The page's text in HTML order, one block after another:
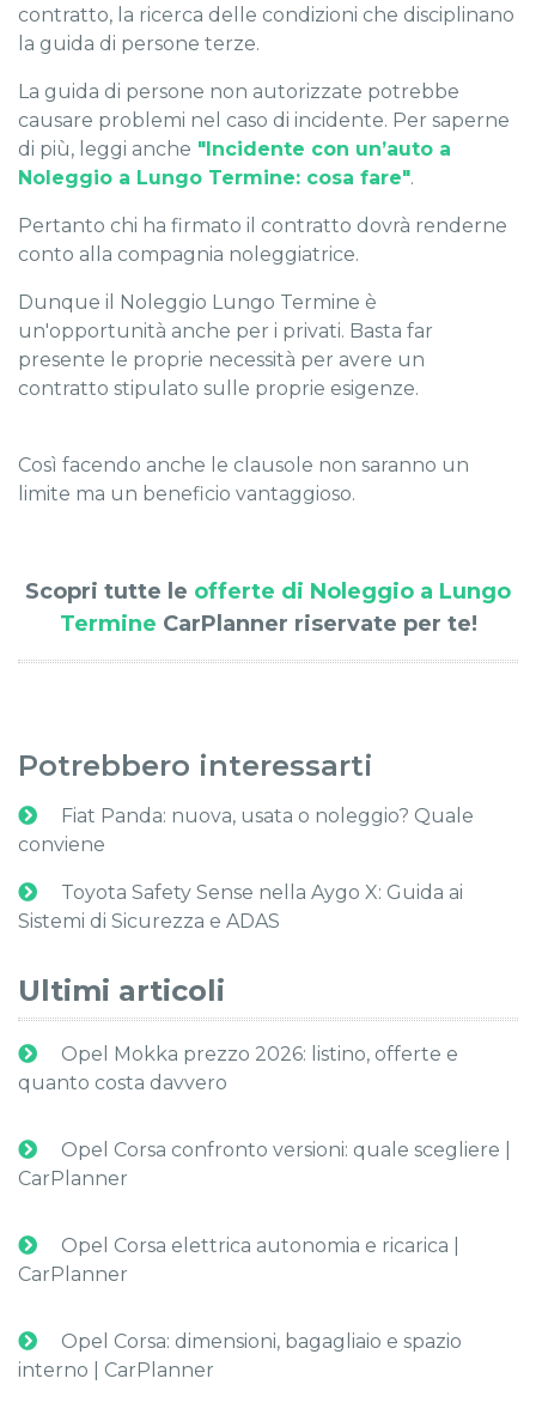
contratto, la ricerca delle condizioni che disciplinano
la guida di persone terze.
La guida di persone non autorizzate potrebbe
causare problemi nel caso di incidente. Per saperne
di più, leggi anche "Incidente con un’auto a
Noleggio a Lungo Termine: cosa fare".
Pertanto chi ha firmato il contratto dovrà renderne
conto alla compagnia noleggiatrice.
Dunque il Noleggio Lungo Termine è
un'opportunità anche per i privati. Basta far
presente le proprie necessità per avere un
contratto stipulato sulle proprie esigenze.
Così facendo anche le clausole non saranno un
limite ma un beneficio vantaggioso.
Scopri tutte le offerte di Noleggio a Lungo
Termine CarPlanner riservate per te!
Potrebbero interessarti
Fiat Panda: nuova, usata o noleggio? Quale
conviene
Toyota Safety Sense nella Aygo X: Guida ai
Sistemi di Sicurezza e ADAS
Ultimi articoli
Opel Mokka prezzo 2026: listino, offerte e
quanto costa davvero
Opel Corsa confronto versioni: quale scegliere |
CarPlanner
Opel Corsa elettrica autonomia e ricarica |
CarPlanner
Opel Corsa: dimensioni, bagagliaio e spazio
interno | CarPlanner